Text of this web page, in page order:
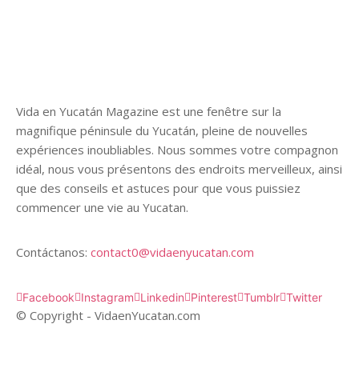
Vida en Yucatán Magazine est une fenêtre sur la
magnifique péninsule du Yucatán, pleine de nouvelles
expériences inoubliables. Nous sommes votre compagnon
idéal, nous vous présentons des endroits merveilleux, ainsi
que des conseils et astuces pour que vous puissiez
commencer une vie au Yucatan.
Contáctanos: contact0@vidaenyucatan.com
Facebook Instagram Linkedin Pinterest Tumblr Twitter
© Copyright - VidaenYucatan.com